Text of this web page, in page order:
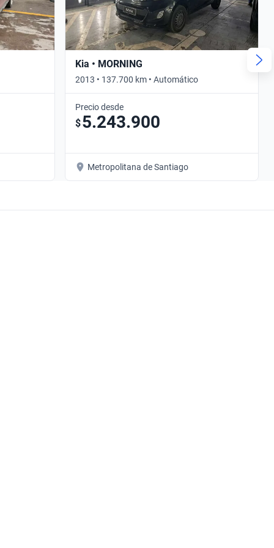
Kia • MORNING
2013 • 137.700 km • Automático
Precio desde
$5.243.900
Metropolitana de Santiago